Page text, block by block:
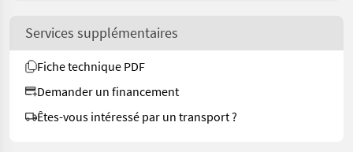
Services supplémentaires
Fiche technique PDF
Demander un financement
Êtes-vous intéressé par un transport ?